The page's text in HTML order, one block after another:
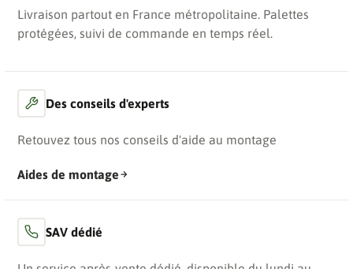
Livraison partout en France métropolitaine. Palettes
protégées, suivi de commande en temps réel.
Des conseils d'experts
Retouvez tous nos conseils d'aide au montage
Aides de montage
SAV dédié